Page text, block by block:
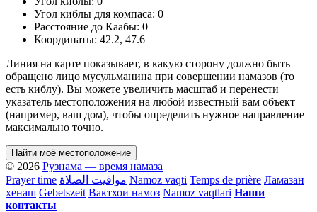
Угол киблы для компаса: 0
Расстояние до Каабы: 0
Координаты: 42.2, 47.6
Линия на карте показывает, в какую сторону должно быть
обращено лицо мусульманина при совершении намазов (то
есть киблу). Вы можете увеличить масштаб и перенести
указатель местоположения на любой известный вам объект
(например, ваш дом), чтобы определить нужное направление
максимально точно.
Найти моё местоположение
© 2026 Рузнама — время намаза
Prayer time مواقيت الصلاة Namoz vaqti Temps de prière Ламазан
хенаш Gebetszeit Вактхои намоз Namoz vaqtlari Наши
контакты